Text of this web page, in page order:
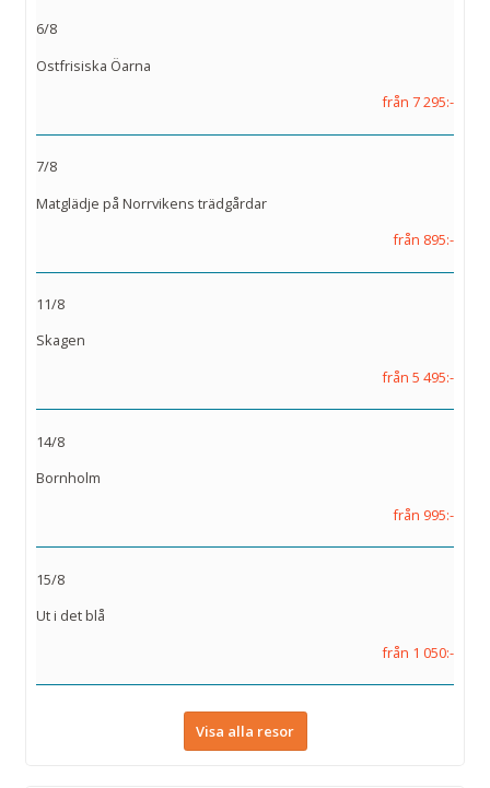
6/8
Ostfrisiska Öarna
från 7 295:-
7/8
Matglädje på Norrvikens trädgårdar
från 895:-
11/8
Skagen
från 5 495:-
14/8
Bornholm
från 995:-
15/8
Ut i det blå
från 1 050:-
Visa alla resor